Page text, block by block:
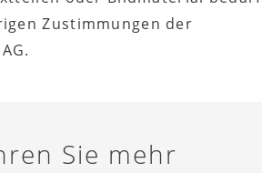
Zustimmungen der
Sie mehr